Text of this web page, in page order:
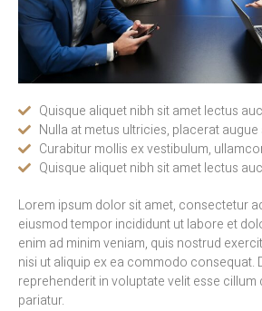
Quisque aliquet nibh sit amet lectus
Nulla at metus ultricies, placerat augue
Curabitur mollis ex vestibulum,
Quisque aliquet nibh sit amet lectus
Lorem ipsum dolor sit amet, consectetur
eiusmod tempor incididunt ut labore et
enim ad minim veniam, quis nostrud
nisi ut aliquip ex ea commodo consequat.
reprehenderit in voluptate velit esse
pariatur.